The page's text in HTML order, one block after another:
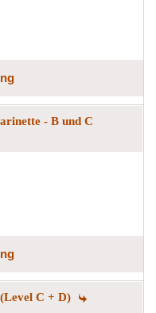
- B und C
C + D)